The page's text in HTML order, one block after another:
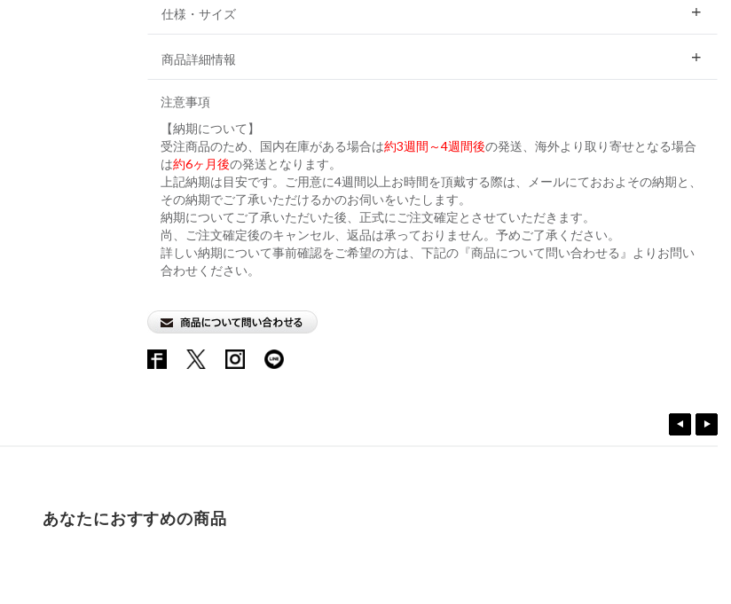
仕様・サイズ
商品詳細情報
注意事項
【納期について】
受注商品のため、国内在庫がある場合は約3週間～4週間後の発送、海外より取り寄せとなる場合
は約6ヶ月後の発送となります。
上記納期は目安です。ご用意に4週間以上お時間を頂戴する際は、メールにておおよその納期と、
その納期でご了承いただけるかのお伺いをいたします。
納期についてご了承いただいた後、正式にご注文確定とさせていただきます。
尚、ご注文確定後のキャンセル、返品は承っておりません。予めご了承ください。
詳しい納期について事前確認をご希望の方は、下記の『商品について問い合わせる』よりお問い
合わせください。
あなたにおすすめの商品